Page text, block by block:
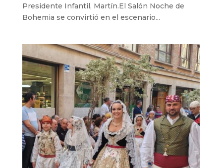
Presidente Infantil, Martín.El Salón Noche de
Bohemia se convirtió en el escenario...